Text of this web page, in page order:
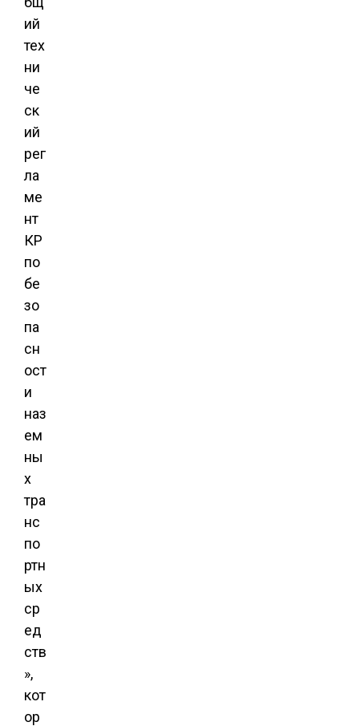
ий
тех
ни
че
ск
ий
рег
ла
ме
нт
КР
по
бе
зо
па
сн
ост
и
наз
ем
ны
х
тра
нс
по
ртн
ых
ср
ед
ств
»,
кот
ор